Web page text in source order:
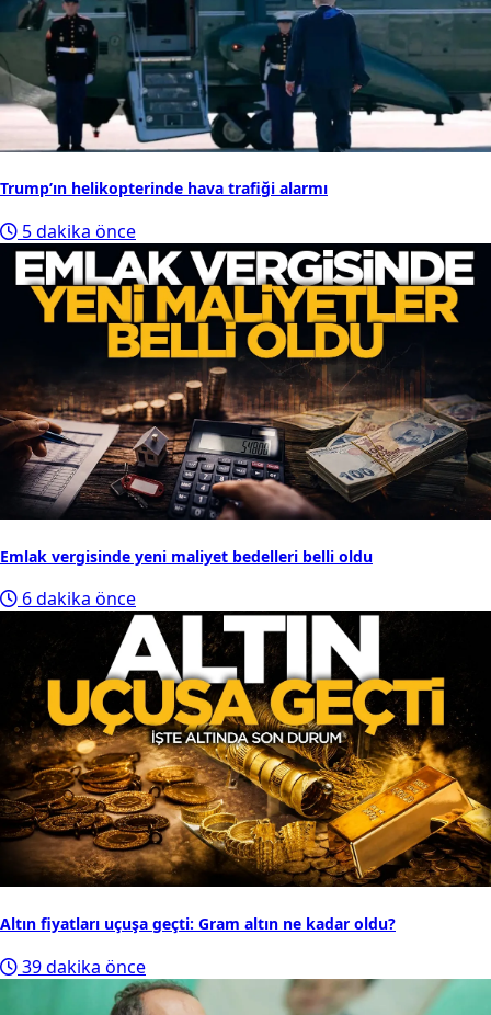
Trump’ın helikopterinde hava trafiği alarmı
5 dakika önce
Emlak vergisinde yeni maliyet bedelleri belli oldu
6 dakika önce
Altın fiyatları uçuşa geçti: Gram altın ne kadar oldu?
39 dakika önce